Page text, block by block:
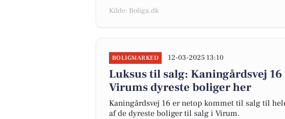
Kilde: Boliga.dk
BOLIGMARKED 12-03-2025 13:10
Luksus til salg: Kaningårdsvej 16
Virums dyreste boliger her
Kaningårdsvej 16 er netop kommet til salg til
af de dyreste boliger til salg i Virum.